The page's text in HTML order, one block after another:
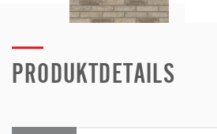
PRODUKTDETAILS